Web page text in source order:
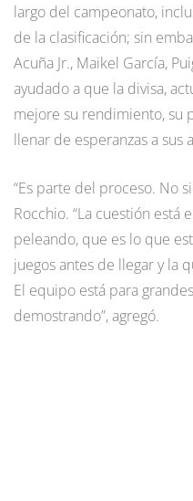
largo del campeonato,
de la clasificación; sin
Acuña Jr., Maikel García,
ayudado a que la divisa,
mejore su rendimiento, su
llenar de esperanzas a sus
“Es parte del proceso. No
Rocchio. “La cuestión está
peleando, que es lo que
juegos antes de llegar y la
El equipo está para
demostrando”, agregó.